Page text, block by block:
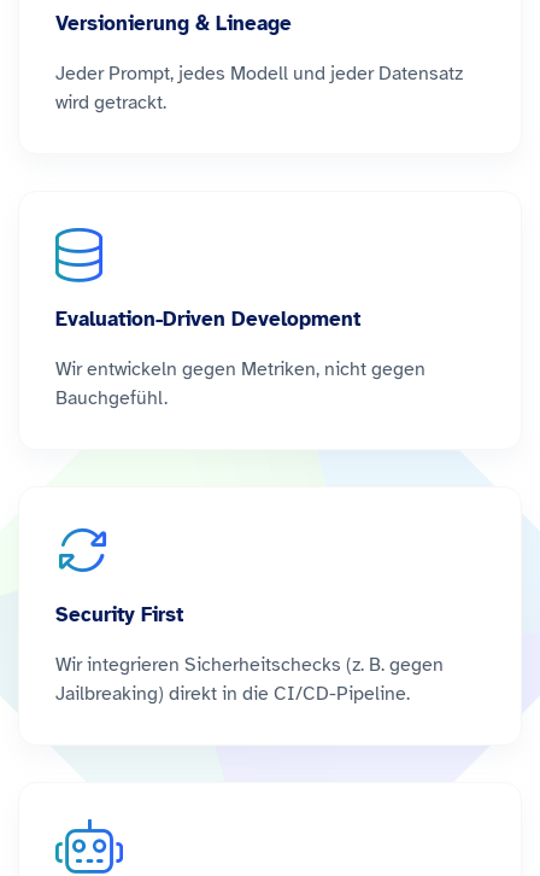
Versionierung & Lineage
Jeder Prompt, jedes Modell und jeder Datensatz
wird getrackt.
Evaluation-Driven Development
Wir entwickeln gegen Metriken, nicht gegen
Bauchgefühl.
Security First
Wir integrieren Sicherheitschecks (z. B. gegen
Jailbreaking) direkt in die CI/CD-Pipeline.